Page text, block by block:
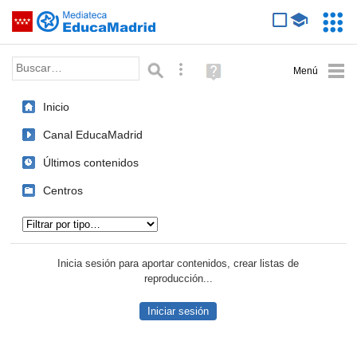
Saltar navegación
Palabra o frase: Búsqueda avanzada
Ayuda
(en
Inicio
Canal EducaMadrid
Últimos contenidos
Centros
Inicia sesión para aportar contenidos, crear listas de
reproducción...
Iniciar sesión